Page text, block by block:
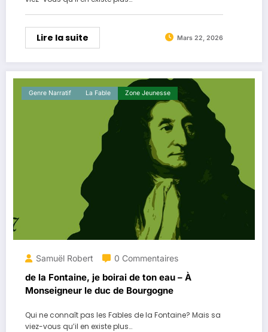
Lire la suite Mars 22, 2026
Genre Narratif La ​fable Zone Jeunesse
Samuël Robert 0 Commentaires
de la Fontaine, je boirai de ton eau – À
Monseigneur le duc de Bourgogne
Qui ne connaît pas les Fables de la Fontaine? Mais sa
viez-vous qu’il en existe plus…